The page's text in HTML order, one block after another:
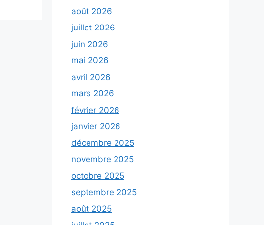
août 2026
juillet 2026
juin 2026
mai 2026
avril 2026
mars 2026
février 2026
janvier 2026
décembre 2025
novembre 2025
octobre 2025
septembre 2025
août 2025